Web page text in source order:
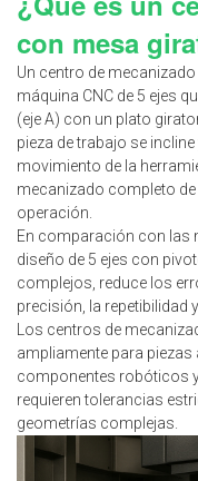
con mesa
Un centro de
máquina CNC de 5 ejes
(eje A) con un plato
pieza de trabajo se
movimiento de la
mecanizado completo
operación.
En comparación con las
diseño de 5 ejes con
complejos, reduce los
precisión, la repetibilidad
Los centros de
ampliamente para
componentes robóticos
requieren tolerancias
geometrías complejas.